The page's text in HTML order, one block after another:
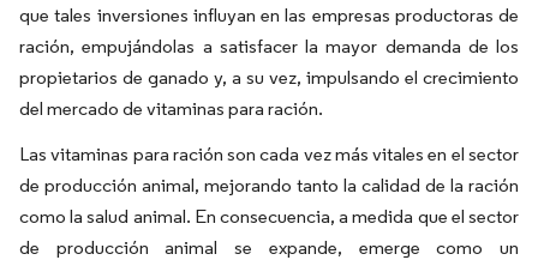
que tales inversiones influyan en las empresas productoras de
ración, empujándolas a satisfacer la mayor demanda de los
propietarios de ganado y, a su vez, impulsando el crecimiento
del mercado de vitaminas para ración.
Las vitaminas para ración son cada vez más vitales en el sector
de producción animal, mejorando tanto la calidad de la ración
como la salud animal. En consecuencia, a medida que el sector
de producción animal se expande, emerge como un